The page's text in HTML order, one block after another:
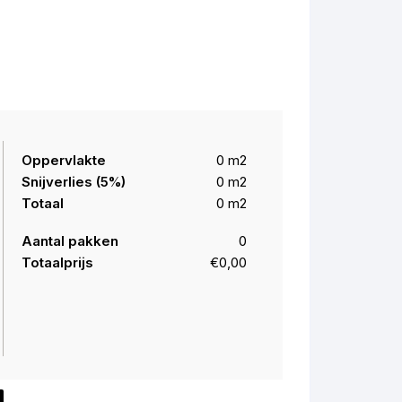
Oppervlakte 0 m2
Snijverlies (5%) 0 m2
Totaal
0 m2
Aantal pakken
0
Totaalprijs
€0,00